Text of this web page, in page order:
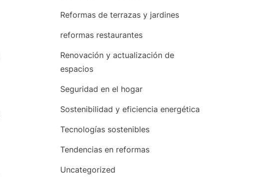
Reformas de terrazas y jardines
reformas restaurantes
Renovación y actualización de
espacios
Seguridad en el hogar
Sostenibilidad y eficiencia energética
Tecnologías sostenibles
Tendencias en reformas
Uncategorized